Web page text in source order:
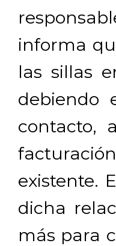
informa
las sillas
debiendo
contacto,
existente.
dicha
más para